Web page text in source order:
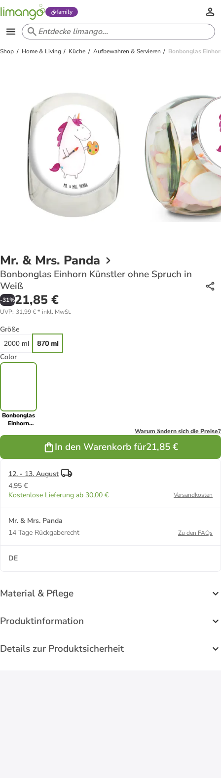
family
Shop Home & Living Küche Aufbewahren & Servieren Bonbonglas
Mr. & Mrs. Panda
Bonbonglas Einhorn Künstler ohne Spruch in
Weiß
-31%21,85 €
UVP: 31,99 €* inkl. MwSt.
Größe
2000 ml 870 ml
Color
Bonbonglas
Einhorn
ohne Spruch
Warum ändern sich die Preise?
In den Warenkorb für21,85 €
12. - 13. August
4,95 €
Kostenlose Lieferung ab 30,00 €
Versandkosten
Mr. & Mrs. Panda
14 Tage Rückgaberecht
Zu den FAQs
DE
Material & Pflege
Produktinformation
Details zur Produktsicherheit